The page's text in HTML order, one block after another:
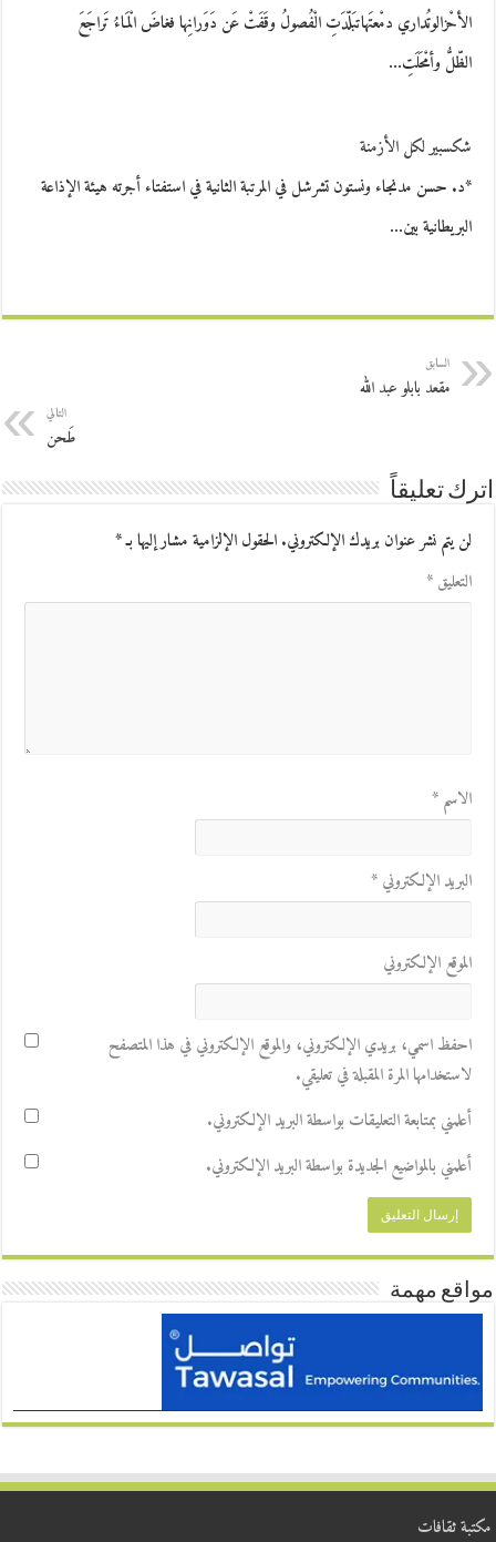
الأحْزالوتُداري دمْعتَهاتبَلّدَتِ الْفُصولُ وقَفَتْ عَن دَوَرانِها فغاضَ الْمَاءُ تَراجَعَ
الظّلُّ وأمْحَلَتِ…
شكسبير لكل الأزمنة
*د. حسن مدنجاء ونستون تشرشل في المرتبة الثانية في استفتاء أجرته هيئة الإذاعة
البريطانية بين…
السابق
مقعد بابلو عبد الله
التالي
طَحن
اترك تعليقاً
لن يتم نشر عنوان بريدك الإلكتروني.الحقول الإلزامية مشار إليها بـ*
التعليق*
الاسم*
البريد الإلكتروني*
الموقع الإلكتروني
احفظ اسمي، بريدي الإلكتروني، والموقع الإلكتروني في هذا المتصفح
لاستخدامها المرة المقبلة في تعليقي.
أعلمني بمتابعة التعليقات بواسطة البريد الإلكتروني.
أعلمني بالمواضيع الجديدة بواسطة البريد الإلكتروني.
مواقع مهمة
مكتبة ثقافات